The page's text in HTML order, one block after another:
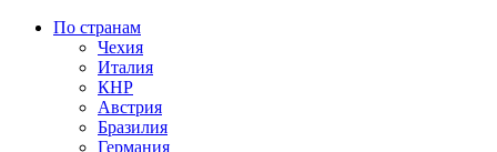
По странам
Чехия
Италия
КНР
Австрия
Бразилия
Германия